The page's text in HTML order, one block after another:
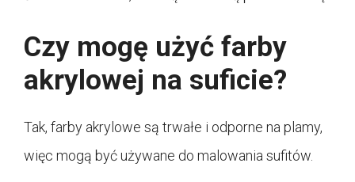
Czy mogę użyć farby
akrylowej na suficie?
Tak, farby akrylowe są trwałe i odporne na plamy,
więc mogą być używane do malowania sufitów.